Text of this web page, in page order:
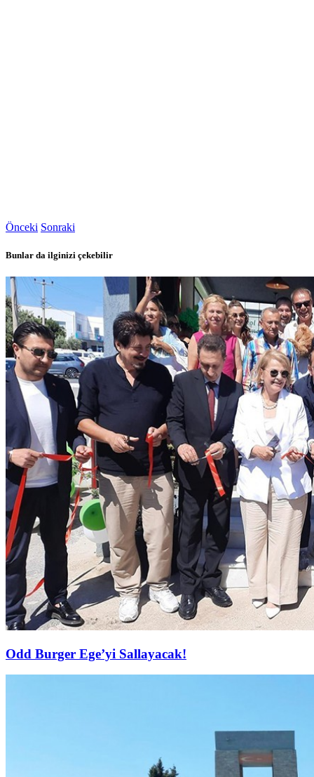
Önceki Sonraki
Bunlar da ilginizi çekebilir
Odd Burger Ege’yi Sallayacak!